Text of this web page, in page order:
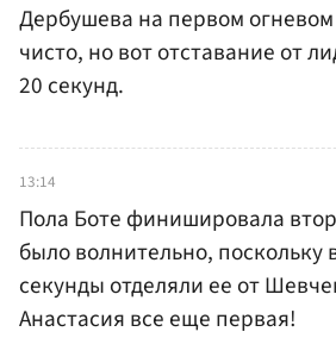
Дербушева на первом
чисто, но вот отставание от
20 секунд.
13:14
Пола Боте финишировала
было волнительно, поскольку
секунды отделяли ее от
Анастасия все еще первая!